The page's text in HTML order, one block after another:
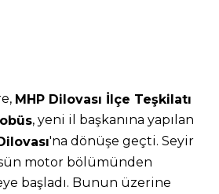
MHP Dilovası İlçe Teşkilatı
, yeni il başkanına yapılan
'na dönüşe geçti. Seyir
motor bölümünden
başladı. Bunun üzerine